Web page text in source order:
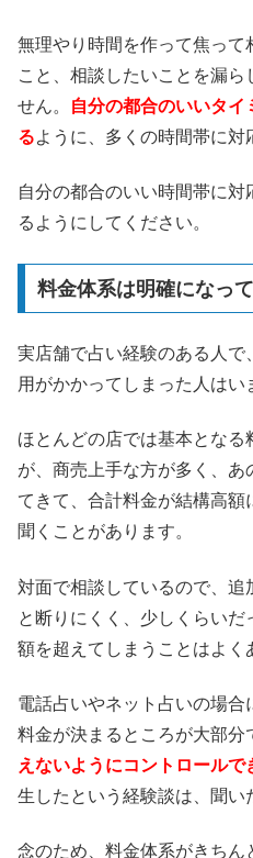
無理やり時間を作って焦っ
こと、相談したいことを漏ら
せん。
自分の都合のいいタイ
るように、多くの時間帯に対
自分の都合のいい時間帯に
るようにしてください。
料金体系は明確になっ
実店舗で占い経験のある人
用がかかってしまった人はい
ほとんどの店では基本とな
が、商売上手な方が多く、
てきて、合計料金が結構高
聞くことがあります。
対面で相談しているので、
と断りにくく、少しくらい
額を超えてしまうことはよく
電話占いやネット占いの場合
料金が決まるところが大部分
えないようにコントロールで
生したという経験談は、聞い
念のため、料金体系がきちん